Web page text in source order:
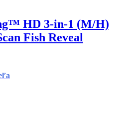
HD 3-in-1 (M/H)
Fish Reveal